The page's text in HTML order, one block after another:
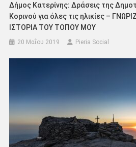
Δήμος Κατερίνης: Δράσεις της
Κορινού για όλες τις ηλικίες –
ΙΣΤΟΡΙΑ ΤΟΥ ΤΟΠΟΥ ΜΟΥ
20 Μαΐου 2019 Pieria Social